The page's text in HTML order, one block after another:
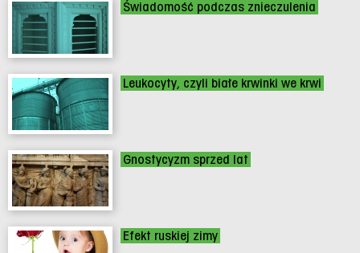
Świadomość podczas znieczulenia
Leukocyty, czyli białe krwinki we krwi
Gnostycyzm sprzed lat
Efekt ruskiej zimy